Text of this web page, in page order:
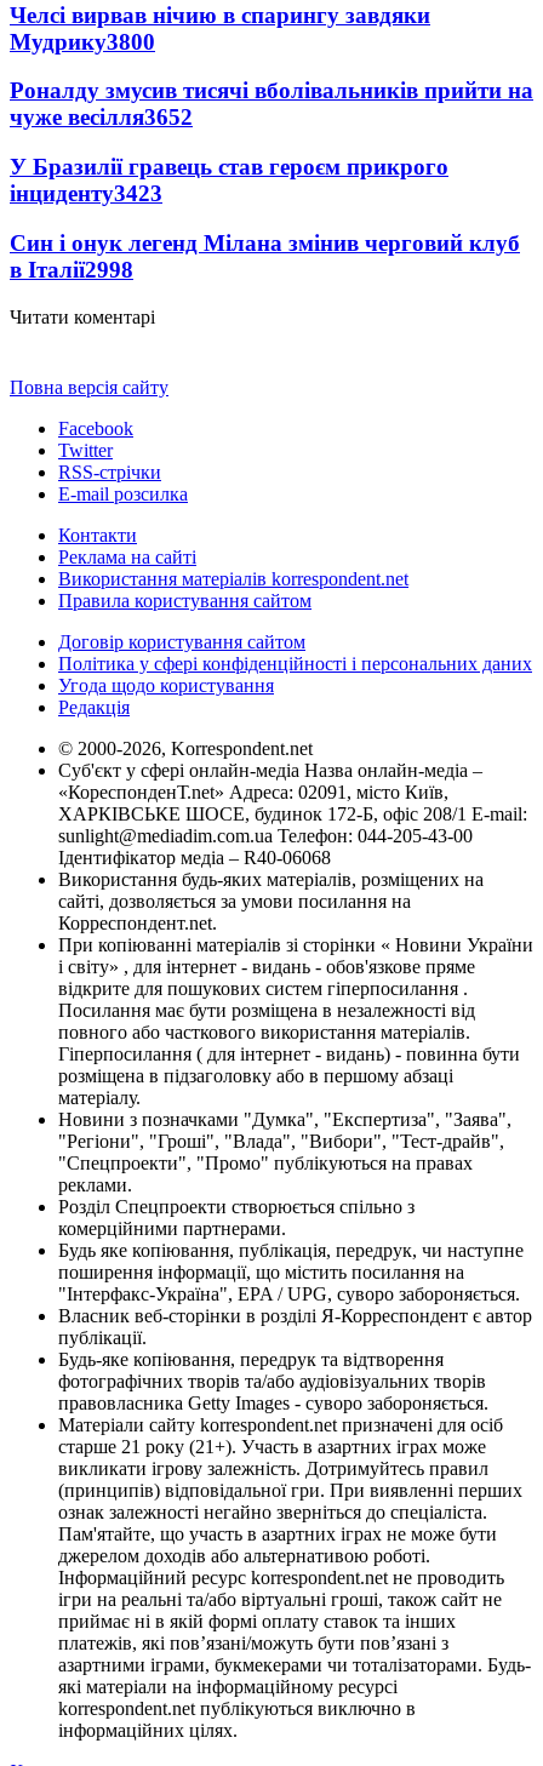
Челсі вирвав нічию в спарингу завдяки
Мудрику3800
Роналду змусив тисячі вболівальників прийти на
чуже весілля3652
У Бразилії гравець став героєм прикрого
інциденту3423
Син і онук легенд Мілана змінив черговий клуб
в Італії2998
Читати коментарі
Повна версія сайту
Facebook
Twitter
RSS-стрічки
E-mail розсилка
Контакти
Реклама на сайті
Використання матеріалів korrespondent.net
Правила користування сайтом
Договір користування сайтом
Політика у сфері конфіденційності і персональних даних
Угода щодо користування
Редакція
© 2000-2026, Korrespondent.net
Суб'єкт у сфері онлайн-медіа Назва онлайн-медіа –
«КореспонденТ.net» Адреса: 02091, місто Київ,
ХАРКІВСЬКЕ ШОСЕ, будинок 172-Б, офіс 208/1 E-mail:
sunlight@mediadim.com.ua Телефон: 044-205-43-00
Ідентифікатор медіа – R40-06068
Використання будь-яких матеріалів, розміщених на
сайті, дозволяється за умови посилання на
Корреспондент.net.
При копіюванні матеріалів зі сторінки « Новини України
і світу» , для інтернет - видань - обов'язкове пряме
відкрите для пошукових систем гіперпосилання .
Посилання має бути розміщена в незалежності від
повного або часткового використання матеріалів.
Гіперпосилання ( для інтернет - видань) - повинна бути
розміщена в підзаголовку або в першому абзаці
матеріалу.
Новини з позначками "Думка", "Експертиза", "Заява",
"Регіони", "Гроші", "Влада", "Вибори", "Тест-драйв",
"Спецпроекти", "Промо" публікуються на правах
реклами.
Розділ Спецпроекти створюється спільно з
комерційними партнерами.
Будь яке копіювання, публікація, передрук, чи наступне
поширення інформації, що містить посилання на
"Інтерфакс-Україна", EPA / UPG, суворо забороняється.
Власник веб-сторінки в розділі Я-Корреспондент є автор
публікації.
Будь-яке копіювання, передрук та відтворення
фотографічних творів та/або аудіовізуальних творів
правовласника Getty Images - суворо забороняється.
Матеріали сайту korrespondent.net призначені для осіб
старше 21 року (21+). Участь в азартних іграх може
викликати ігрову залежність. Дотримуйтесь правил
(принципів) відповідальної гри. При виявленні перших
ознак залежності негайно зверніться до спеціаліста.
Пам'ятайте, що участь в азартних іграх не може бути
джерелом доходів або альтернативою роботі.
Інформаційний ресурс korrespondent.net не проводить
ігри на реальні та/або віртуальні гроші, також сайт не
приймає ні в якій формі оплату ставок та інших
платежів, які пов’язані/можуть бути пов’язані з
азартними іграми, букмекерами чи тоталізаторами. Будь-
які матеріали на інформаційному ресурсі
korrespondent.net публікуються виключно в
інформаційних цілях.